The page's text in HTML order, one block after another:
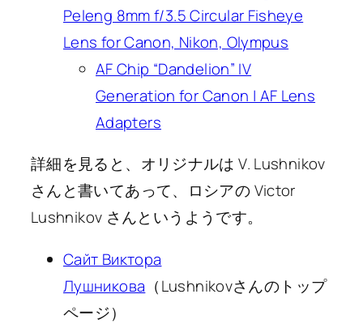
Peleng 8mm f/3.5 Circular Fisheye
Lens for Canon, Nikon, Olympus
AF Chip “Dandelion” IV
Generation for Canon | AF Lens
Adapters
詳細を見ると、オリジナルは V. Lushnikov
さんと書いてあって、ロシアの Victor
Lushnikov さんというようです。
Сайт Виктора
Лушникова （Lushnikovさんのトップ
ページ）